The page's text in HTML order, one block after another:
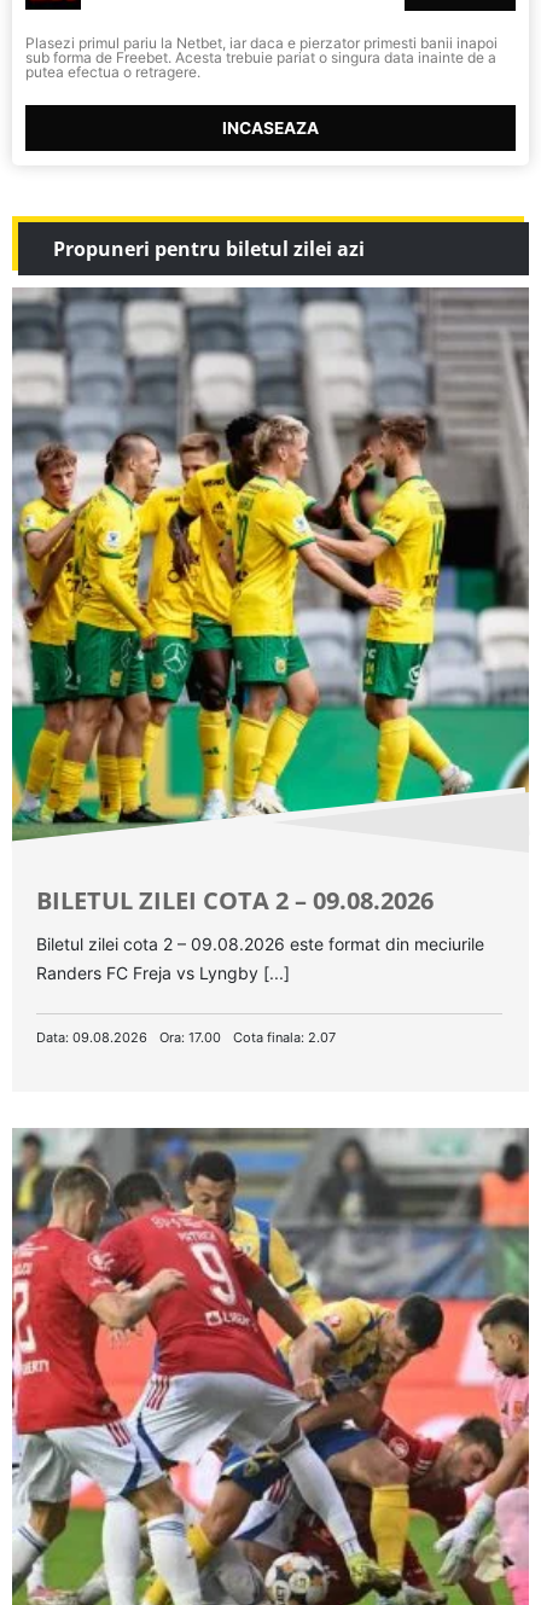
Plasezi primul pariu la Netbet, iar daca e pierzator primesti banii inapoi
sub forma de Freebet. Acesta trebuie pariat o singura data inainte de a
putea efectua o retragere.
INCASEAZA
Propuneri pentru biletul zilei azi
BILETUL ZILEI COTA 2 – 09.08.2026
Biletul zilei cota 2 – 09.08.2026 este format din meciurile
Randers FC Freja vs Lyngby [...]
Data: 09.08.2026 Ora: 17.00 Cota finala: 2.07